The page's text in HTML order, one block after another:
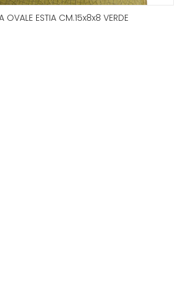
OVALE ESTIA CM.15x8x8 VERDE